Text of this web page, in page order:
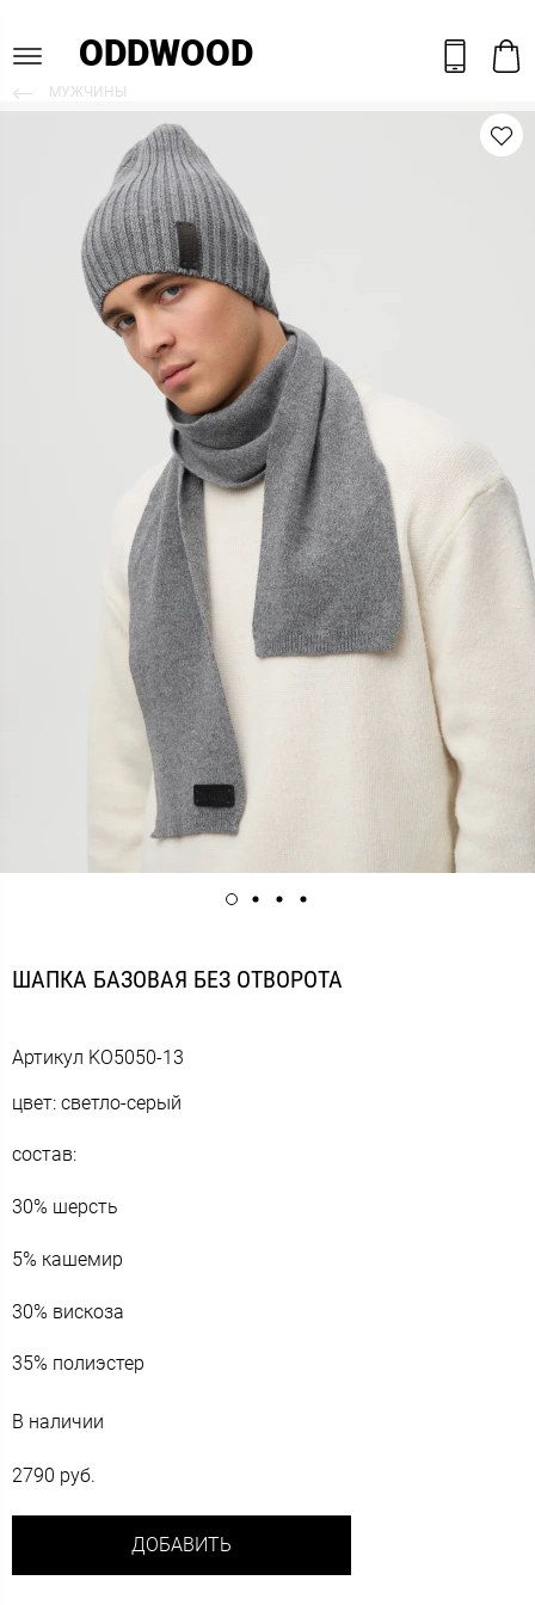
ODDWOOD
МУЖЧИНЫ
ШАПКА БАЗОВАЯ БЕЗ ОТВОРОТА
Артикул KO5050-13
цвет: светло-серый
состав:
30% шерсть
5% кашемир
30% вискоза
35% полиэстер
В наличии
2790 руб.
ДОБАВИТЬ